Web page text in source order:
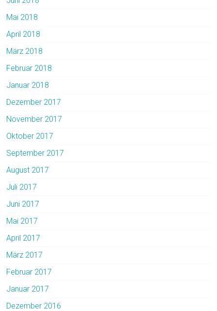
Mai 2018
April 2018
März 2018
Februar 2018
Januar 2018
Dezember 2017
November 2017
Oktober 2017
September 2017
August 2017
Juli 2017
Juni 2017
Mai 2017
April 2017
März 2017
Februar 2017
Januar 2017
Dezember 2016